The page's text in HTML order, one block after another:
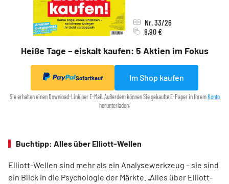
Heiße Tage – eiskalt kaufen: 5 Aktien im Fokus
Nr. 33/26
8,90 €
Sofortkauf Im Shop kaufen
Sie erhalten einen Download-Link per E-Mail. Außerdem können Sie gekaufte E-Paper in Ihrem Konto
herunterladen.
Buchtipp: Alles über Elliott-Wellen
Elliott-Wellen sind mehr als ein Analysewerkzeug – sie sind
ein Blick in die Psychologie der Märkte. „Alles über Elliott-